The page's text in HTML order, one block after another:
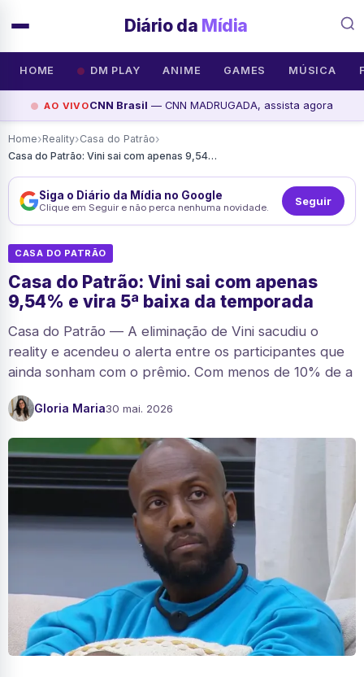
Diário da Mídia
HOME DM PLAY ANIME GAMES MÚSICA
AO VIVOCNN Brasil — CNN MADRUGADA, assista agora
Home›Reality›Casa do Patrão›
Casa do Patrão: Vini sai com apenas 9,54% e vira 5ª baixa da temporada
Siga o Diário da Mídia no Google
Clique em Seguir e não perca nenhuma novidade. Seguir
CASA DO PATRÃO
Casa do Patrão: Vini sai com apenas
9,54% e vira 5ª baixa da temporada
Casa do Patrão — A eliminação de Vini sacudiu o
reality e acendeu o alerta entre os participantes que
ainda sonham com o prêmio. Com menos de 10% de a
Gloria Maria30 mai. 2026